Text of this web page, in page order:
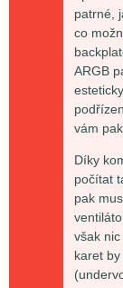
patrné,
co
ARGB
vám
Díky
počítat
pak
však
karet